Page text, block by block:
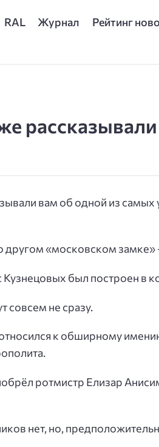
RAL Журнал Рейтинг
вам об одной из
другом «московском
был построен в
совсем не сразу.
к обширному
ротмистр Елизар
нет, но,